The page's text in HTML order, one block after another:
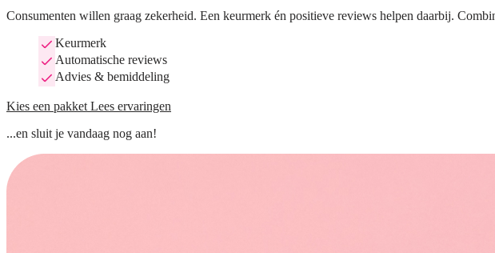
Consumenten willen graag zekerheid. Een keurmerk én positieve reviews helpen daarbij.
Keurmerk
Automatische reviews
Advies & bemiddeling
Kies een pakket Lees ervaringen
...en sluit je vandaag nog aan!